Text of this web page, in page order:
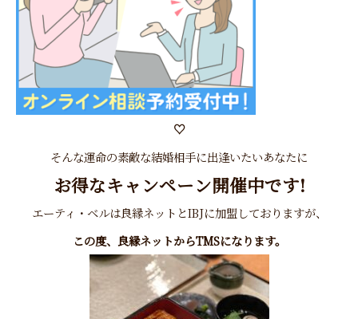
♡
そんな運命の素敵な結婚相手に出逢いたいあなたに
お得なキャンペーン開催中です!
エーティ・ベルは良縁ネットとIBJに加盟しておりますが、
この度、良縁ネットからTMSになります。